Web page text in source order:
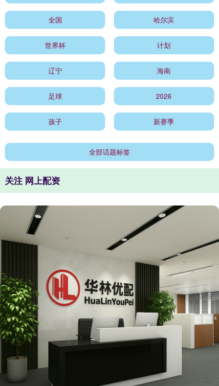
全国 哈尔滨
世界杯 计划
辽宁 海南
足球 2026
孩子 新赛季
全部话题标签
关注 网上配资